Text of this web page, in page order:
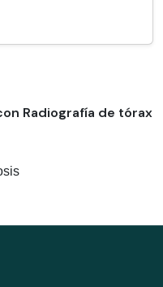
Radiografía de tórax